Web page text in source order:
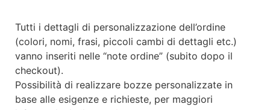
Tutti i dettagli di personalizzazione dell’ordine
(colori, nomi, frasi, piccoli cambi di dettagli etc.)
vanno inseriti nelle “note ordine” (subito dopo il
checkout).
Possibilità di realizzare bozze personalizzate in
base alle esigenze e richieste, per maggiori